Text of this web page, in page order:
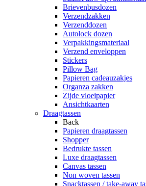
Brievenbusdozen
Verzendzakken
Verzenddozen
Autolock dozen
Verpakkingsmateriaal
Verzend enveloppen
Stickers
Pillow Bag
Papieren cadeauzakjes
Organza zakken
Zijde vloeipapier
Ansichtkaarten
Draagtassen
Back
Papieren draagtassen
Shopper
Bedrukte tassen
Luxe draagtassen
Canvas tassen
Non woven tassen
Snacktassen / take-away